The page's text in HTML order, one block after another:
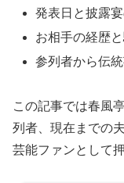
発表日と披露
お相手の経歴
参列者から伝
この記事では春風
列者、現在までの
芸能ファンとして